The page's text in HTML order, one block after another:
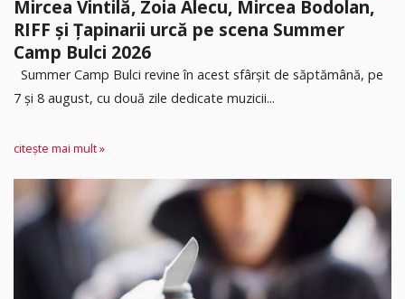
Mircea Vintilă, Zoia Alecu, Mircea Bodolan,
RIFF și Țapinarii urcă pe scena Summer
Camp Bulci 2026
Summer Camp Bulci revine în acest sfârșit de săptămână, pe
7 și 8 august, cu două zile dedicate muzicii...
citește mai mult »